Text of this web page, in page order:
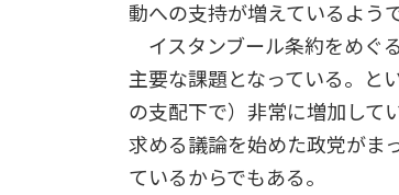
動への支持が増えているよう
イスタンブール条約をめぐ
主要な課題となっている。と
の支配下で）非常に増加して
求める議論を始めた政党がま
ているからでもある。